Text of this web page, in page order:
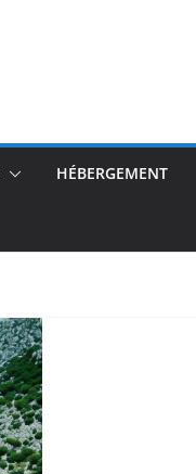
HÉBERGEMENT